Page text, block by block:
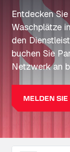
Entdecken
Waschplätze
den
buchen Sie
Netzwerk an
MELDEN